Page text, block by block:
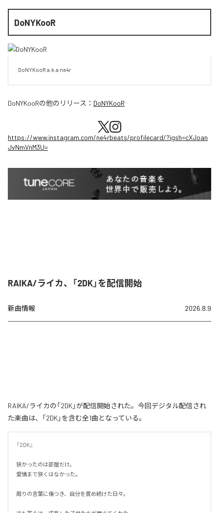
DoNYKooR
DoNYKooR a.k.a ne4r
DoNYKooRの他のリリース： DoNYKooR
https://www.instagram.com/ne4rbeats/profilecard/?igsh=cXJoan
JvNmVnM3U=
RAIKA/ライカ、「2DK」を配信開始
新曲情報 2026.8.9
RAIKA/ライカの「2DK」が配信開始された。今回デジタル配信され
た楽曲は、「2DK」を含む全1曲となっている。
『2DK』
狭かったのは部屋だけ。
愛情まで狭くはなかった。
周りの言葉に傷つき、自分を責め続けた日々。